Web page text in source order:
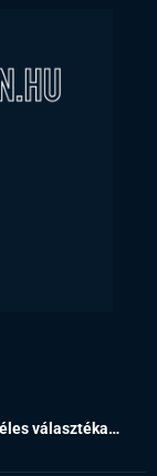
választéka…